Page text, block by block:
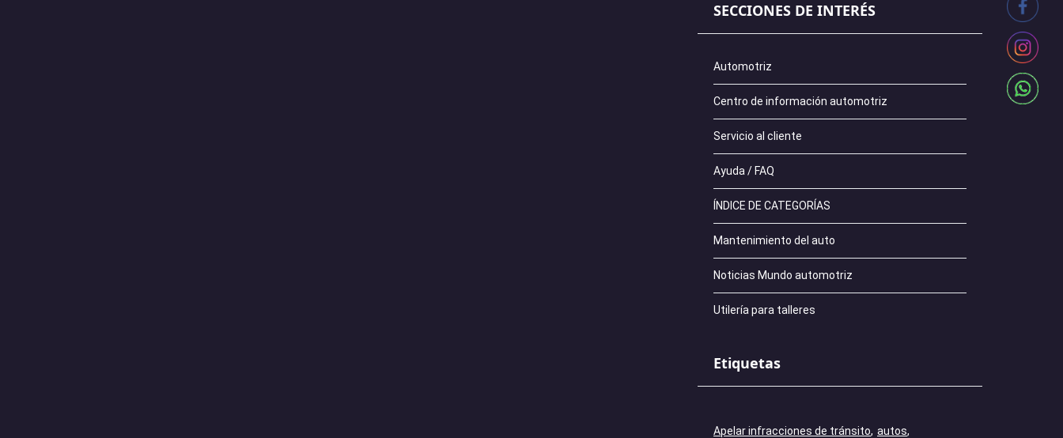
SECCIONES DE INTERÉS
Automotriz
Centro de información automotriz
Servicio al cliente
Ayuda / FAQ
ÍNDICE DE CATEGORÍAS
Mantenimiento del auto
Noticias Mundo automotriz
Utilería para talleres
Etiquetas
Apelar infracciones de tránsito autos